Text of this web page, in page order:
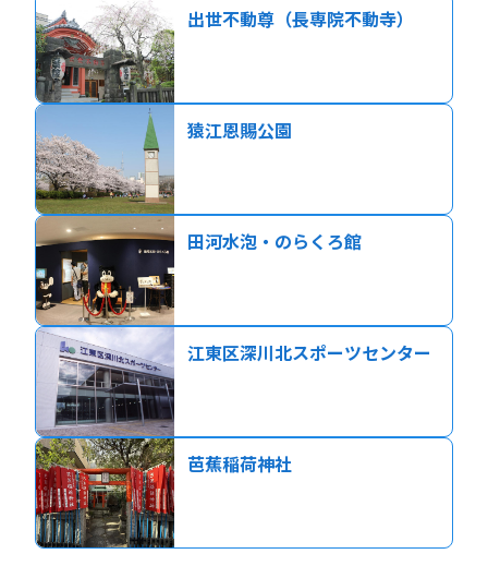
出世不動尊（長専院不動寺）
猿江恩賜公園
田河水泡・のらくろ館
江東区深川北スポーツセンター
芭蕉稲荷神社